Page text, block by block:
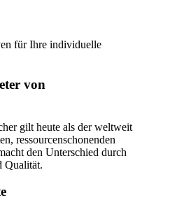
für Ihre individuelle
von
gilt heute als der weltweit
ressourcenschonenden
den Unterschied durch
Qualität.